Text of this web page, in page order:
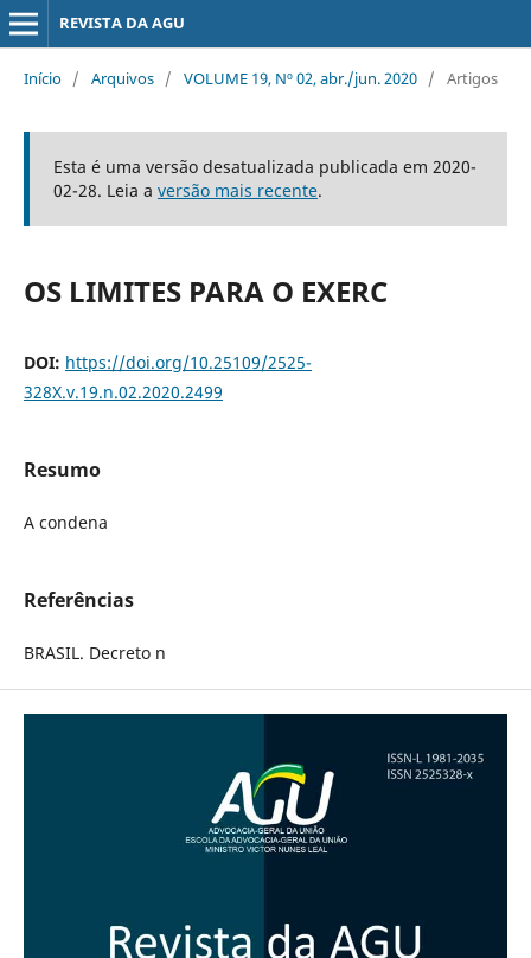
REVISTA DA AGU
Início / Arquivos / VOLUME 19, Nº 02, abr./jun. 2020 / Artigos
Esta é uma versão desatualizada publicada em 2020-
02-28. Leia a versão mais recente.
OS LIMITES PARA O EXERC
DOI: https://doi.org/10.25109/2525-
328X.v.19.n.02.2020.2499
Resumo
A condena
Referências
BRASIL. Decreto n